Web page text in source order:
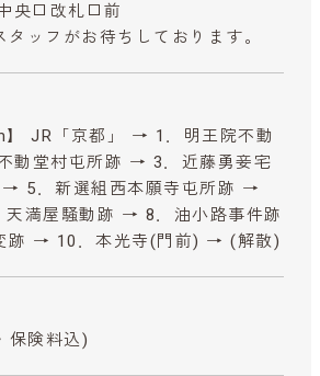
央口改札口前
ッフがお待ちしております。
】 JR「京都」 → 1．明王院不動
動堂村屯所跡 → 3．近藤勇妾宅
5．新選組西本願寺屯所跡 →
満屋騒動跡 → 8．油小路事件跡
跡 → 10．本光寺(門前) → (解散)
保険料込)